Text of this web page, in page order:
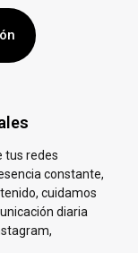
tus redes
constante,
cuidamos
diaria